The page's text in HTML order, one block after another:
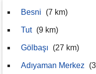
Besni (7 km)
Tut (9 km)
Gölbaşı (27 km)
Adıyaman Merkez